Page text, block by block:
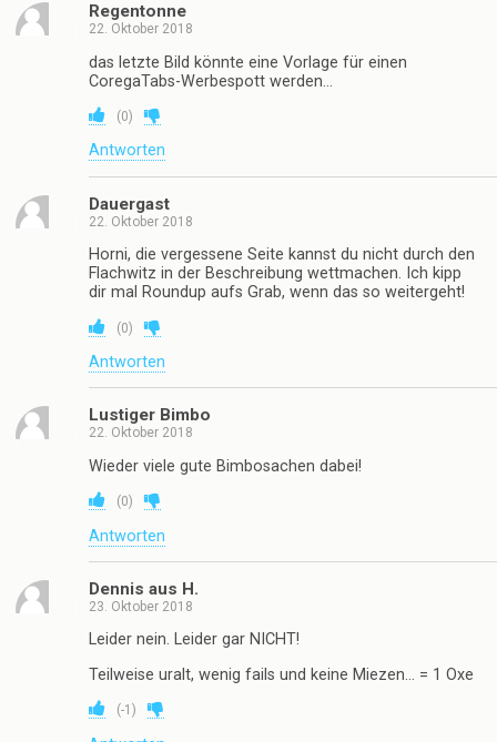
Regentonne
22. Oktober 2018
das letzte Bild könnte eine Vorlage für einen
CoregaTabs-Werbespott werden…
(0)
Antworten
Dauergast
22. Oktober 2018
Horni, die vergessene Seite kannst du nicht durch den
Flachwitz in der Beschreibung wettmachen. Ich kipp
dir mal Roundup aufs Grab, wenn das so weitergeht!
(0)
Antworten
Lustiger Bimbo
22. Oktober 2018
Wieder viele gute Bimbosachen dabei!
(0)
Antworten
Dennis aus H.
23. Oktober 2018
Leider nein. Leider gar NICHT!
Teilweise uralt, wenig fails und keine Miezen… = 1 Oxe
(-1 )